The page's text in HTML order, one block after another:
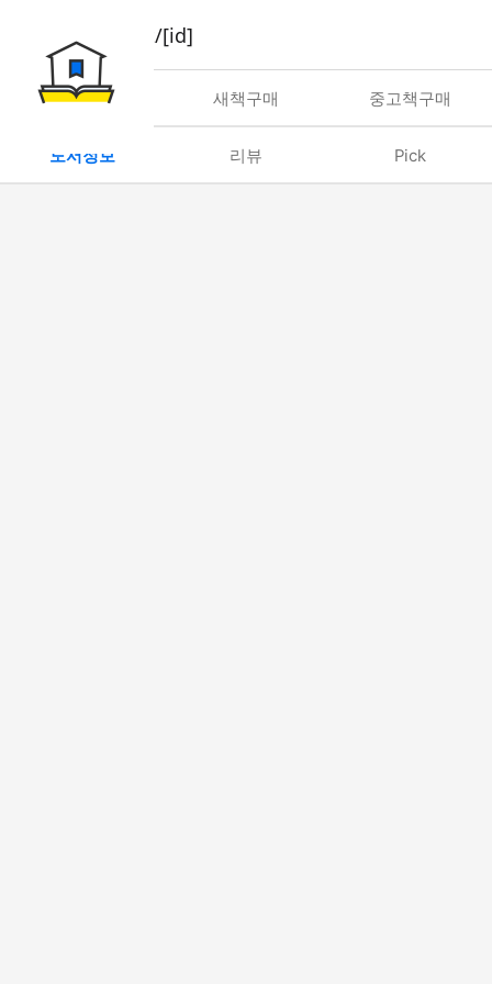
book/rent/[id]
대여 새책구매 중고책구매
도서정보 리뷰 Pick